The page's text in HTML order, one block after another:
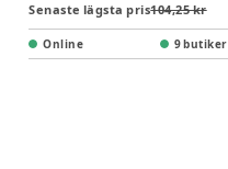
Senaste lägsta pris104,25 kr
Online 9 butiker